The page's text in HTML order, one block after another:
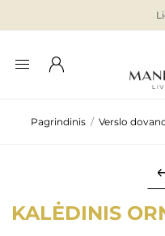
Pagrindinis / Verslo
KALĖDINIS